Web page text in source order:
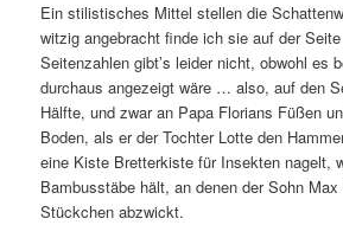
Ein stilistisches Mittel stellen die
witzig angebracht finde ich sie auf der
Seitenzahlen gibt’s leider nicht, obwohl es
durchaus angezeigt wäre … also, auf den
Hälfte, und zwar an Papa Florians Füßen
Boden, als er der Tochter Lotte den
eine Kiste Bretterkiste für Insekten nagelt,
Bambusstäbe hält, an denen der Sohn
Stückchen abzwickt.